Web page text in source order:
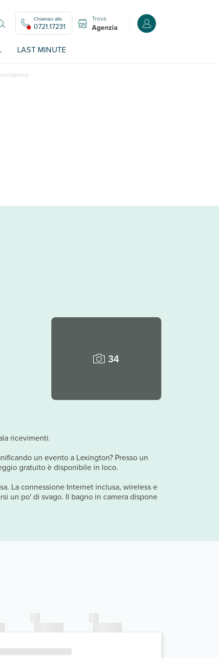
Chiamaci allo
0721.17231
Trova
Agenzia Accedi o registrati
LAST MINUTE
34
ricevimenti.
un evento a Lexington? Presso un
gratuito è disponibile in loco.
La connessione Internet inclusa, wireless e
un po' di svago. Il bagno in camera dispone